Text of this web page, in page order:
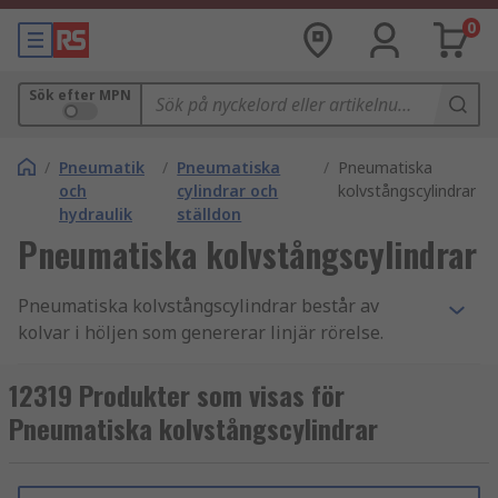
0
Sök efter MPN
/ Pneumatik
och
hydraulik
/ Pneumatiska
cylindrar och
ställdon
/ Pneumatiska
kolvstångscylindrar
Pneumatiska kolvstångscylindrar
Pneumatiska kolvstångscylindrar består av
kolvar i höljen som genererar linjär rörelse.
möjliggör kortare slag än standardcylindrar,
vilket gör dem lämpliga för positionering,
fastspänning och utmatning av mindre
12319 Produkter som visas för
Pneumatiska kolvstångscylindrar